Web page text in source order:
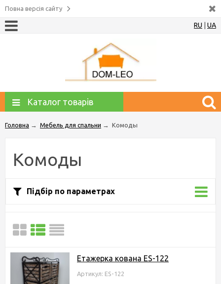
Повна версія сайту
RU UA
Каталог товарів
Головна → Мебель для спальни → Комоды
Комоды
Підбір по параметрах
Етажерка кована ES-122
Артикул: ES-122